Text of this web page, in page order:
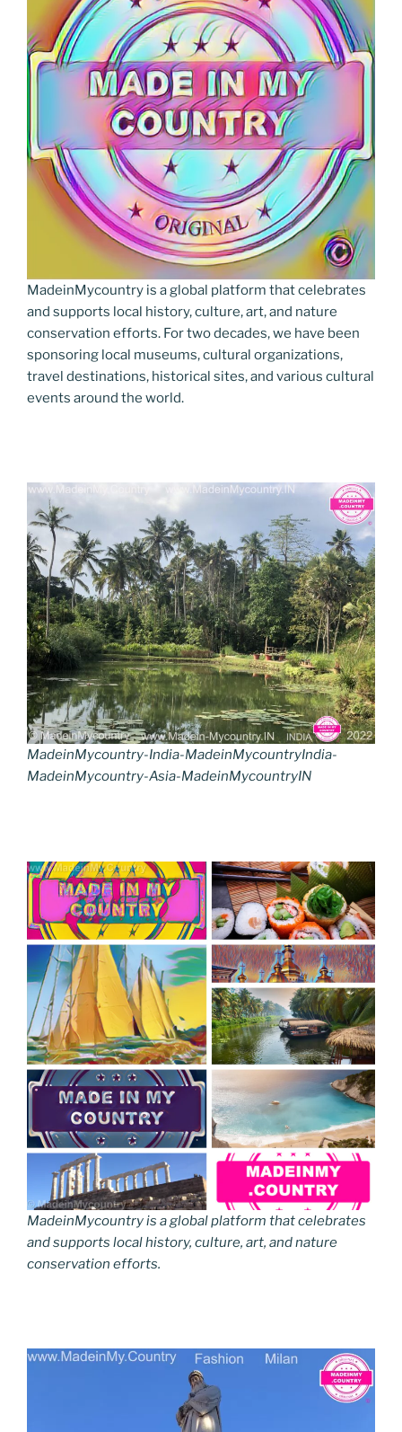
MadeinMycountry is a global platform that celebrates
and supports local history, culture, art, and nature
conservation efforts. For two decades, we have been
sponsoring local museums, cultural organizations,
travel destinations, historical sites, and various cultural
events around the world.
MadeinMycountry-India-MadeinMycountryIndia-
MadeinMycountry-Asia-MadeinMycountryIN
MadeinMycountry is a global platform that celebrates
and supports local history, culture, art, and nature
conservation efforts.